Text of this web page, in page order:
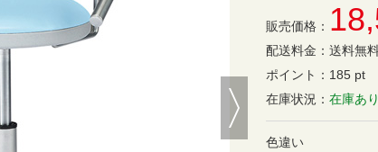
Next
販売価格：
配送料金： 送料無
ポイント： 185 pt
在庫状況： 在庫あり
色違い